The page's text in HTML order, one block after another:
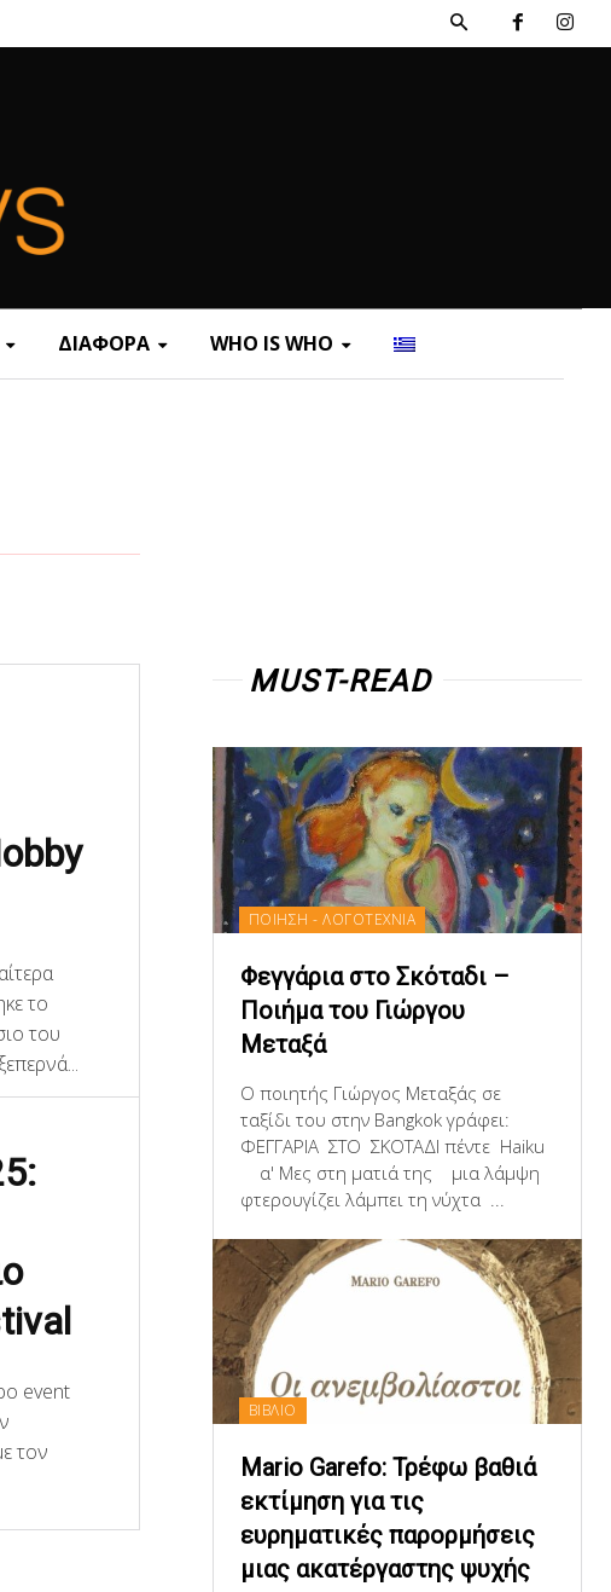
ΔΙΑΦΟΡΑ WHO IS WHO
το
του
event
τον
MUST-READ
ΠΟΙΗΣΗ - ΛΟΓΟΤΕΧΝΙΑ
Φεγγάρια στο Σκόταδι –
Ποιήμα του Γιώργου
Μεταξά
Ο ποιητής Γιώργος Μεταξάς σε
ταξίδι του στην Bangkok γράφει:
ΦΕΓΓΑΡΙΑ ΣΤΟ ΣΚΟΤΑΔΙ πέντε Haiku
α' Μες στη ματιά της μια λάμψη
φτερουγίζει λάμπει τη νύχτα ...
ΒΙΒΛΙΟ
Mario Garefo: Τρέφω βαθιά
εκτίμηση για τις
ευρηματικές παρορμήσεις
μιας ακατέργαστης ψυχής